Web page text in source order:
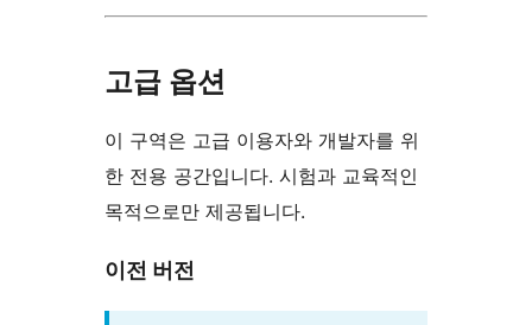
고급 옵션
이 구역은 고급 이용자와 개발자를 위
한 전용 공간입니다. 시험과 교육적인
목적으로만 제공됩니다.
이전 버전